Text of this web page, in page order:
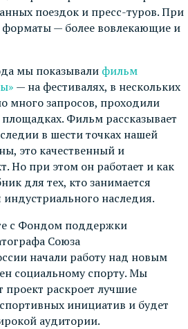
поездок и пресс-туров. При
— более вовлекающие и
мы показывали фильм
— на фестивалях, в нескольких
много запросов, проходили
Фильм рассказывает
в шести точках нашей
это качественный и
Но при этом он работает и как
для тех, кто занимается
наследия.
с Фондом поддержки
Союза
начали работу над новым
социальному спорту. Мы
проект раскроет лучшие
инициатив и будет
аудитории.